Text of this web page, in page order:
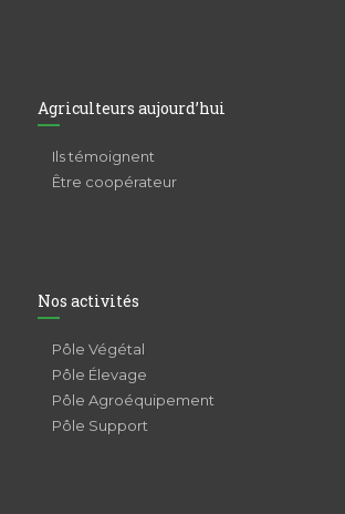
Agriculteurs aujourd’hui
Ils témoignent
Être coopérateur
Nos activités
Pôle Végétal
Pôle Élevage
Pôle Agroéquipement
Pôle Support